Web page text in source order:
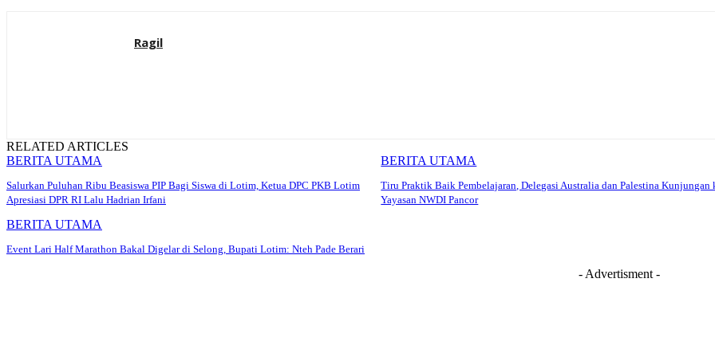
Ragil
RELATED ARTICLES
BERITA UTAMA
Salurkan Puluhan Ribu Beasiswa PIP Bagi Siswa di Lotim, Ketua DPC PKB Lotim
Apresiasi DPR RI Lalu Hadrian Irfani
BERITA UTAMA
Tiru Praktik Baik Pembelajaran, Delegasi Australia dan Palestina Kunjungan
Yayasan NWDI Pancor
BERITA UTAMA
Event Lari Half Marathon Bakal Digelar di Selong, Bupati Lotim: Nteh Pade Berari
- Advertisment -